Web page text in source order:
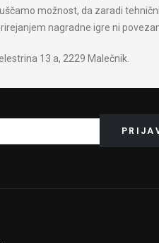
možnost, da zaradi
nagradne igre ni
13 a, 2229 Malečnik.